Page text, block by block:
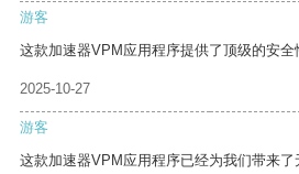
游客
这款加速器VPM应用程序提供了顶级的安全
2025-10-27
游客
这款加速器VPM应用程序已经为我们带来了